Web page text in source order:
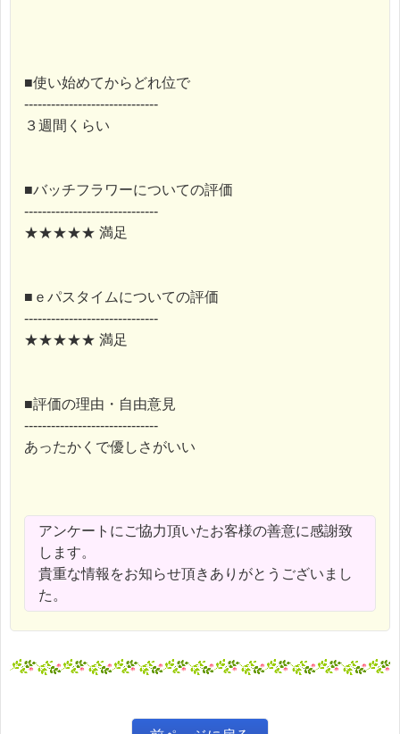
■使い始めてからどれ位で
------------------------------
３週間くらい
■バッチフラワーについての評価
------------------------------
★★★★★ 満足
■ｅパスタイムについての評価
------------------------------
★★★★★ 満足
■評価の理由・自由意見
------------------------------
あったかくで優しさがいい
アンケートにご協力頂いたお客様の善意に感謝致
します。
貴重な情報をお知らせ頂きありがとうございまし
た。